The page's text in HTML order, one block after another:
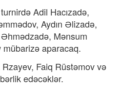
Adil Hacızadə,
Aydın Əlizadə,
Mənsum
aparacaq.
Faiq Rüstəmov və
edəcəklər.